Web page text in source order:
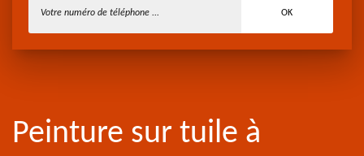
Peinture sur tuile à